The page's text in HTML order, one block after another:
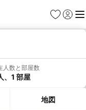
お気に入り
ログイ
メ
人数と部屋数
、1 部屋
地図